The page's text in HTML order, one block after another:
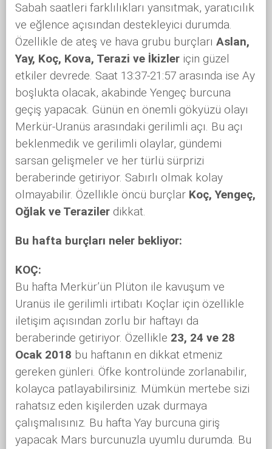
Sabah saatleri farklılıkları yansıtmak, yaratıcılık
ve eğlence açısından destekleyici durumda.
Özellikle de ateş ve hava grubu burçları Aslan,
Yay, Koç, Kova, Terazi ve İkizler için güzel
etkiler devrede. Saat 13:37-21:57 arasında ise Ay
boşlukta olacak, akabinde Yengeç burcuna
geçiş yapacak. Günün en önemli gökyüzü olayı
Merkür-Uranüs arasındaki gerilimli açı. Bu açı
beklenmedik ve gerilimli olaylar, gündemi
sarsan gelişmeler ve her türlü sürprizi
beraberinde getiriyor. Sabırlı olmak kolay
olmayabilir. Özellikle öncü burçlar Koç, Yengeç,
Oğlak ve Teraziler dikkat.
Bu hafta burçları neler bekliyor:
KOÇ:
Bu hafta Merkür’ün Plüton ile kavuşum ve
Uranüs ile gerilimli irtibatı Koçlar için özellikle
iletişim açısından zorlu bir haftayı da
beraberinde getiriyor. Özellikle 23, 24 ve 28
Ocak 2018 bu haftanın en dikkat etmeniz
gereken günleri. Öfke kontrolünde zorlanabilir,
kolayca patlayabilirsiniz. Mümkün mertebe sizi
rahatsız eden kişilerden uzak durmaya
çalışmalısınız. Bu hafta Yay burcuna giriş
yapacak Mars burcunuzla uyumlu durumda. Bu